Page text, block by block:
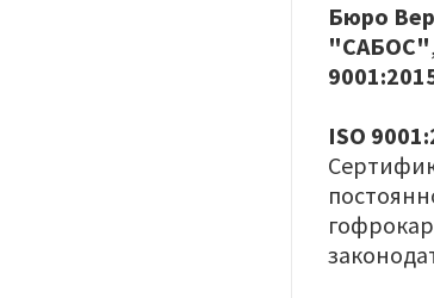
Бюро
"САБОС"
ISO